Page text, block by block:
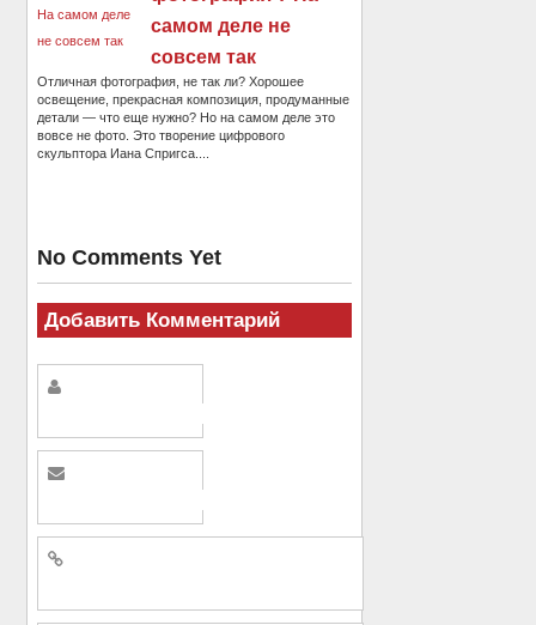
самом деле не
совсем так
Отличная фотография, не так ли? Хорошее
освещение, прекрасная композиция, продуманные
детали — что еще нужно? Но на самом деле это
вовсе не фото. Это творение цифрового
скульптора Иана Спригса....
No Comments Yet
Добавить Комментарий